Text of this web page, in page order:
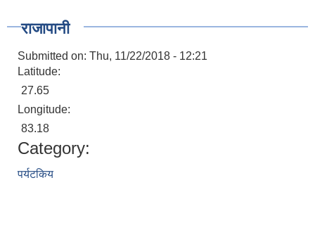
राजापानी
Submitted on: Thu, 11/22/2018 - 12:21
Latitude:
27.65
Longitude:
83.18
Category:
पर्यटकिय